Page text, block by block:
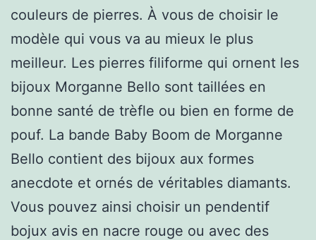
couleurs de pierres. À vous de choisir le
modèle qui vous va au mieux le plus
meilleur. Les pierres filiforme qui ornent les
bijoux Morganne Bello sont taillées en
bonne santé de trèfle ou bien en forme de
pouf. La bande Baby Boom de Morganne
Bello contient des bijoux aux formes
anecdote et ornés de véritables diamants.
Vous pouvez ainsi choisir un pendentif
bojux avis en nacre rouge ou avec des